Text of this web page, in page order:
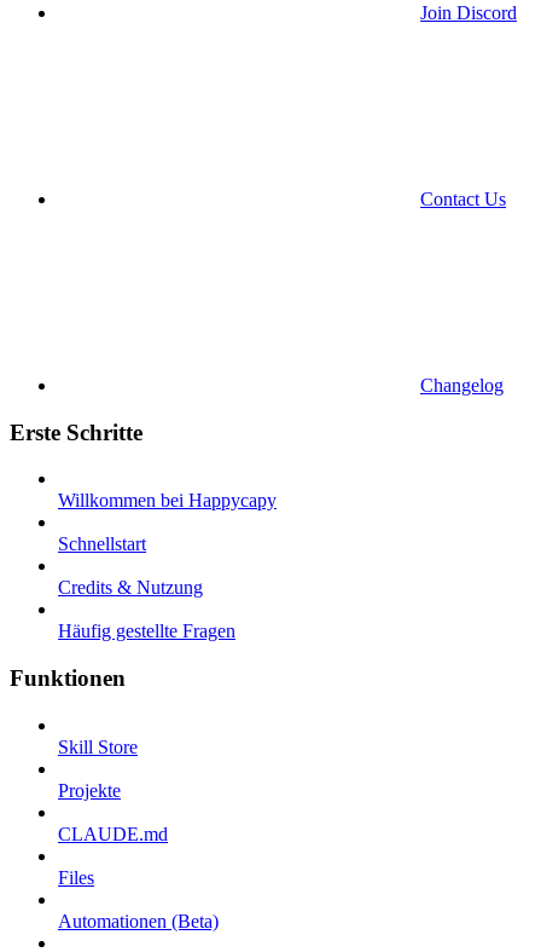
Join Discord
Contact Us
Changelog
Erste Schritte
Willkommen bei Happycapy
Schnellstart
Credits & Nutzung
Häufig gestellte Fragen
Funktionen
Skill Store
Projekte
CLAUDE.md
Files
Automationen (Beta)